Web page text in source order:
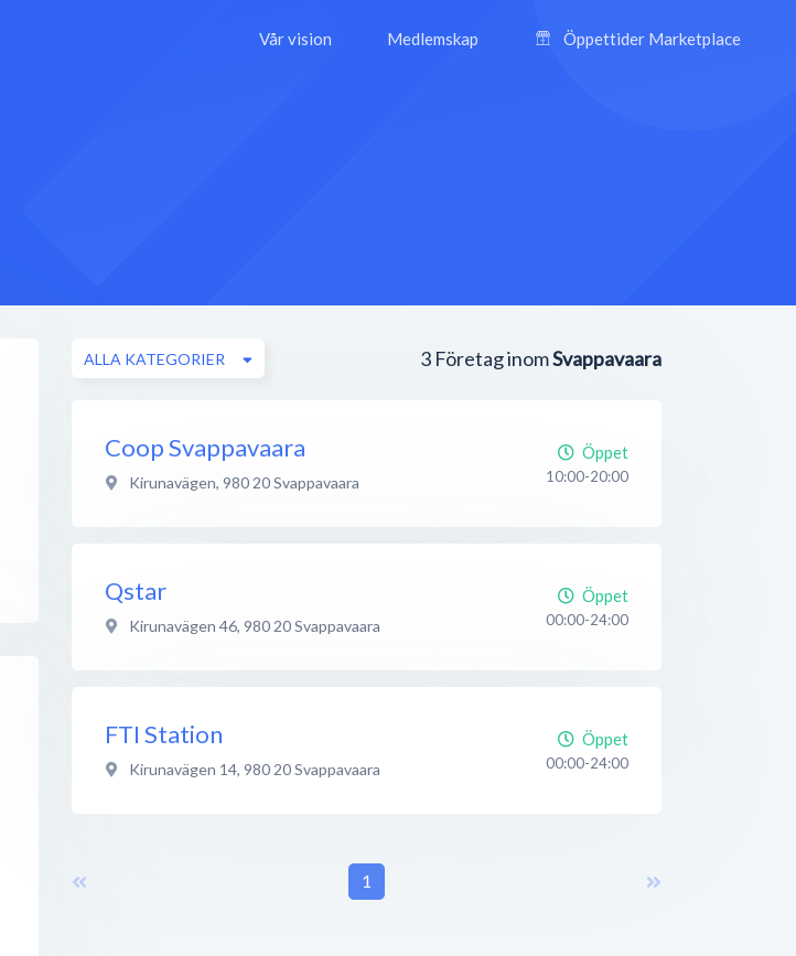
Vår vision Medlemskap Öppettider Marketplace
3 Företag inomSvappavaara
ALLA KATEGORIER
Coop Svappavaara
Kirunavägen, 980 20Svappavaara
Öppet
10:00-20:00
Qstar
Kirunavägen 46, 980 20Svappavaara
Öppet
00:00-24:00
FTI Station
Kirunavägen 14, 980 20Svappavaara
Öppet
00:00-24:00
1